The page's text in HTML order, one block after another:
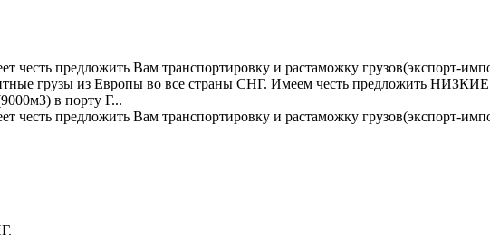
честь предложить Вам транспортировку и растаможку грузов(экспорт-
грузы из Европы во все страны СНГ. Имеем честь предложить
в порту Г...
честь предложить Вам транспортировку и растаможку грузов(экспорт-